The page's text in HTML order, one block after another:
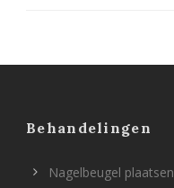
Behandelingen
Nagelbeugel plaatsen